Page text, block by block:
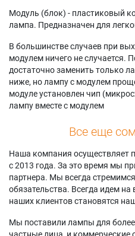
Модуль (блок) - пластиковый
лампа. Предназначен для
В большинстве случаев при
модулем ничего не случается.
достаточно заменить только
ниже, но лампу с модулем
модуле установлен чип
лампу вместе с модулем
Все еще
Наша компания осуществляет
с 2013 года. За это время мы
партнера. Мы всегда
обязательства. Всегда идем
наших клиентов становятся
Мы поставили лампы для